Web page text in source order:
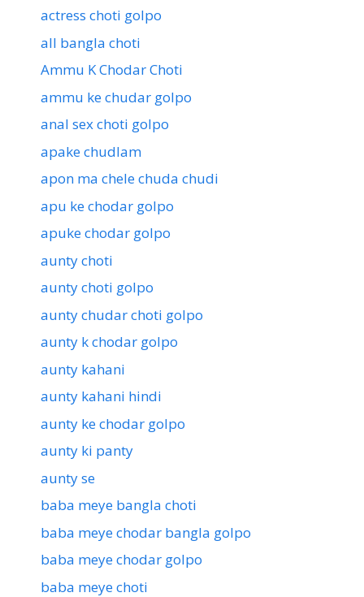
actress choti golpo
all bangla choti
Ammu K Chodar Choti
ammu ke chudar golpo
anal sex choti golpo
apake chudlam
apon ma chele chuda chudi
apu ke chodar golpo
apuke chodar golpo
aunty choti
aunty choti golpo
aunty chudar choti golpo
aunty k chodar golpo
aunty kahani
aunty kahani hindi
aunty ke chodar golpo
aunty ki panty
aunty se
baba meye bangla choti
baba meye chodar bangla golpo
baba meye chodar golpo
baba meye choti